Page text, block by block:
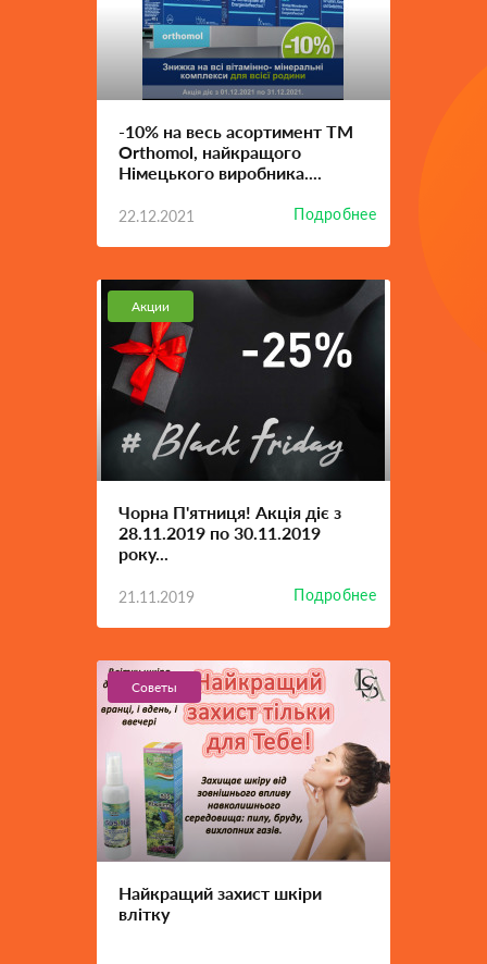
-10% на весь асортимент ТМ
Orthomol, найкращого
Німецького виробника....
22.12.2021 Подробнее
Акции
Чорна П'ятниця! Акція діє з
28.11.2019 по 30.11.2019
року...
21.11.2019 Подробнее
Советы
Найкращий захист шкіри
влітку